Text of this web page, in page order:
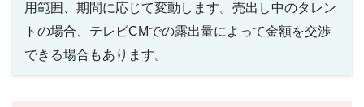
用範囲、期間に応じて変動します。売出し中のタレン
トの場合、テレビCMでの露出量によって金額を交渉
できる場合もあります。